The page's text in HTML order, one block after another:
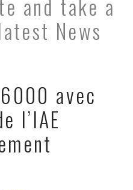
and take a
News
avec
l’IAE